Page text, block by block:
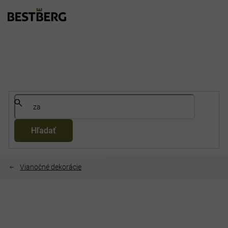
Hľadať
Vianočné dekorácie